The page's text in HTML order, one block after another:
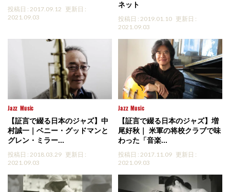
投稿日 : 2017.09.12 更新日 :
2021.09.03
ネット
投稿日 : 2019.01.10 更新日 :
2021.09.03
Jazz Music
【証言で綴る日本のジャズ】中
村誠一｜ベニー・グッドマンと
グレン・ミラー...
投稿日 : 2018.03.29 更新日 :
2021.09.03
Jazz Music
【証言で綴る日本のジャズ】増
尾好秋｜ 米軍の将校クラブで味
わった「音楽...
投稿日 : 2017.11.09 更新日 :
2021.09.03